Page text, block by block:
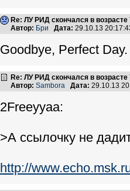
Re: ЛУ РИД скончался в возрасте
Автор: Бри Дата: 29.10.13
Goodbye, Perfect Day.
Re: ЛУ РИД скончался в возрасте
Автор: Sambora Дата: 29.10.13
2Freeyyaa:
>А ссылочку не
http://